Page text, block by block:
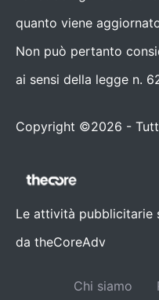
quanto viene
Non può pertanto
ai sensi della legge n.
Copyright ©2026 -
Le attività pubblicitarie
da theCoreAdv
Chi siamo